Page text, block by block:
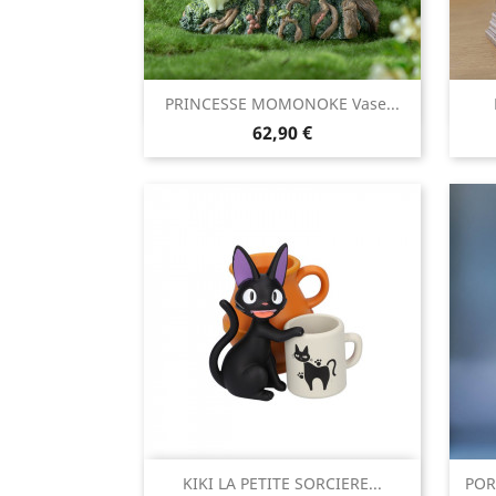
PRINCESSE MOMONOKE Vase...
Prix
62,90 €
Aperçu rapide
KIKI LA PETITE SORCIERE...
Aperçu rapide